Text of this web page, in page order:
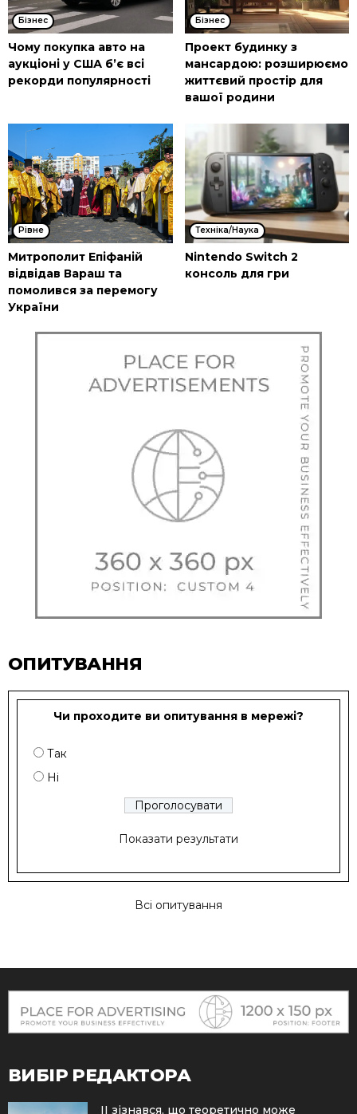
Бізнес
Чому покупка авто на
аукціоні у США б’є всі
рекорди популярності
Бізнес
Проект будинку з
мансардою: розширюємо
життєвий простір для
вашої родини
Рівне
Митрополит Епіфаній
відвідав Вараш та
помолився за перемогу
України
Техніка/Наука
Nintendo Switch 2
консоль для гри
ОПИТУВАННЯ
Чи проходите ви опитування в мережі?
Так
Ні
Показати результати
Всі опитування
ВИБІР РЕДАКТОРА
ІІ зізнався, що теоретично може